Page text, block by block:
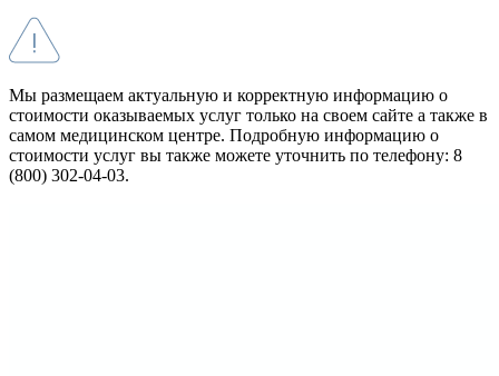
Мы размещаем актуальную и корректную информацию о
стоимости оказываемых услуг только на своем сайте а также в
самом медицинском центре. Подробную информацию о
стоимости услуг вы также можете уточнить по телефону: 8
(800) 302-04-03.